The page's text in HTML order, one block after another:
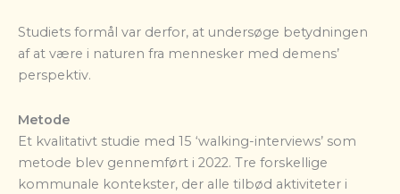
Studiets formål var derfor, at undersøge betydningen
af at være i naturen fra mennesker med demens’
perspektiv.
Metode
Et kvalitativt studie med 15 ‘walking-interviews’ som
metode blev gennemført i 2022. Tre forskellige
kommunale kontekster, der alle tilbød aktiviteter i